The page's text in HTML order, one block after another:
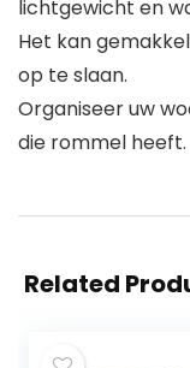
lichtgewicht en
Het kan
op te slaan.
Organiseer uw
die rommel heeft.
Related